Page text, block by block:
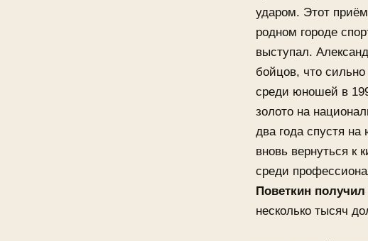
ударом. Этот
родном городе
выступал.
бойцов, что
среди юношей в
золото на
два года спустя
вновь вернуться к
среди
Поветкин
несколько тысяч